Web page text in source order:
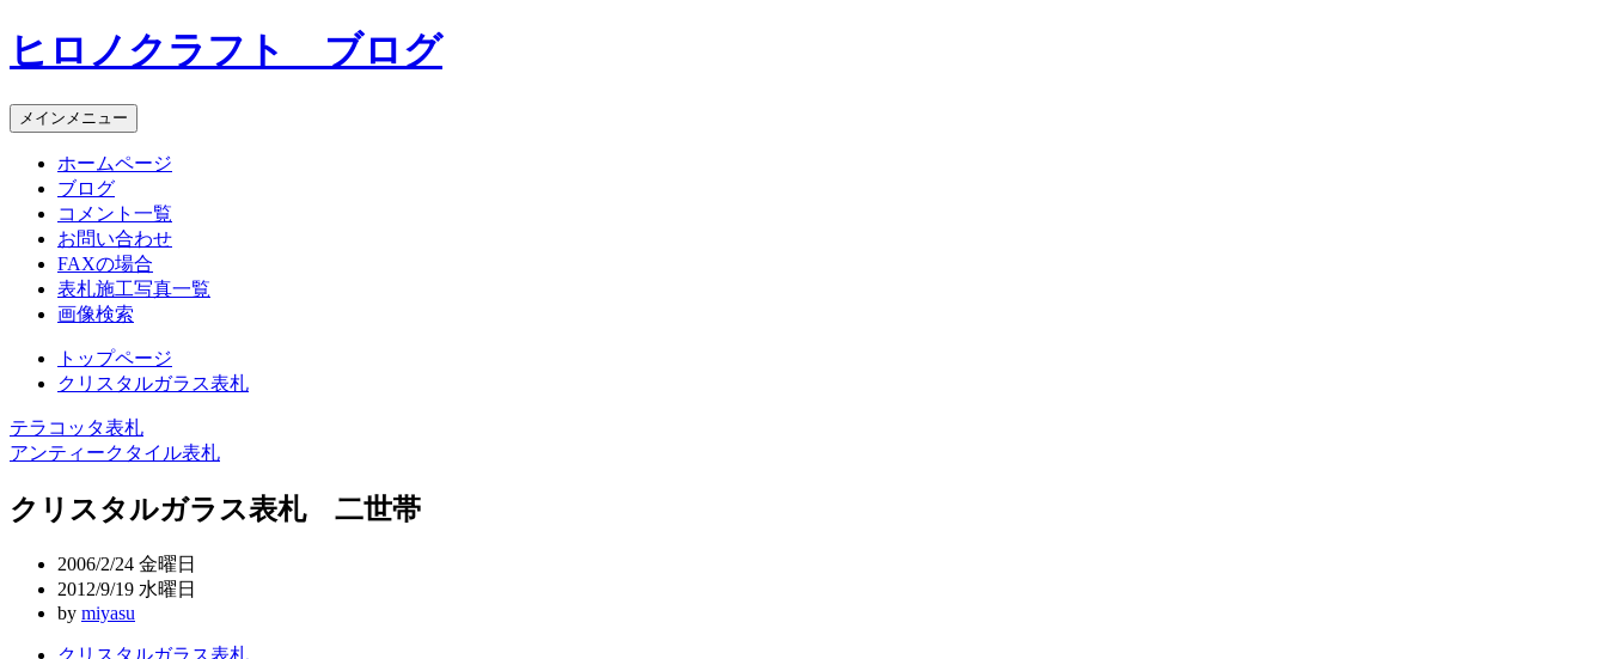
コ
ン
ン
ツ
ヒロノクラフト ブログ
メインメニュー
ホームページ
ブログ
コメント一覧
お問い合わせ
FAXの場合
表札施工写真一覧
画像検索
トップページ
クリスタルガラス表札
投
稿
ナ
テラコッタ表札
アンティークタイル表札
クリスタルガラス表札 二世帯
2006/2/24 金曜日
2012/9/19 水曜日
by miyasu
クリスタルガラス表札